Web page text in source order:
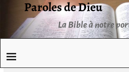
Paroles de Dieu
La Bible à notre